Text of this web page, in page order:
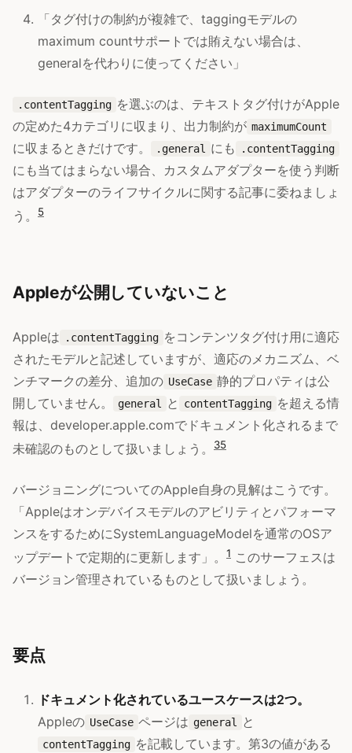
「タグ付けの制約が複雑で、taggingモデルの
maximum countサポートでは賄えない場合は、
generalを代わりに使ってください」
.contentTagging を選ぶのは、テキストタグ付けがApple
の定めた4カテゴリに収まり、出力制約が maximumCount
に収まるときだけです。 .general にも .contentTagging
にも当てはまらない場合、カスタムアダプターを使う判断
はアダプターのライフサイクルに関する記事に委ねましょ
う。
5
Appleが公開していないこと
Appleは .contentTagging をコンテンツタグ付け用に適応
されたモデルと記述していますが、適応のメカニズム、ベ
ンチマークの差分、追加の UseCase 静的プロパティは公
開していません。
general と contentTagging を超える情
報は、developer.apple.comでドキュメント化されるまで
未確認のものとして扱いましょう。
35
バージョニングについてのApple自身の見解はこうです。
「Appleはオンデバイスモデルのアビリティとパフォーマ
ンスをするためにSystemLanguageModelを通常のOSア
ップデートで定期的に更新します」。
1 このサーフェスは
バージョン管理されているものとして扱いましょう。
要点
ドキュメント化されているユースケースは2つ。
Appleの UseCase ページは general と
contentTagging を記載しています。第3の値がある